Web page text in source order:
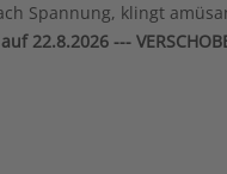
Spannung, klingt
22.8.2026 ---